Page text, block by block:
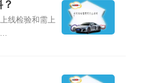
线检验和需上